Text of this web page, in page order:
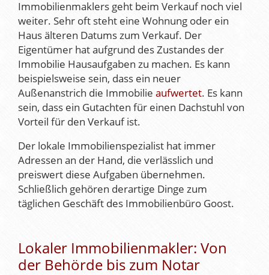
Immobilienmaklers geht beim Verkauf noch viel
weiter. Sehr oft steht eine Wohnung oder ein
Haus älteren Datums zum Verkauf. Der
Eigentümer hat aufgrund des Zustandes der
Immobilie Hausaufgaben zu machen. Es kann
beispielsweise sein, dass ein neuer
Außenanstrich die Immobilie aufwertet. Es kann
sein, dass ein Gutachten für einen Dachstuhl von
Vorteil für den Verkauf ist.
Der lokale Immobilienspezialist hat immer
Adressen an der Hand, die verlässlich und
preiswert diese Aufgaben übernehmen.
Schließlich gehören derartige Dinge zum
täglichen Geschäft des Immobilienbüro Goost.
Lokaler Immobilienmakler: Von
der Behörde bis zum Notar